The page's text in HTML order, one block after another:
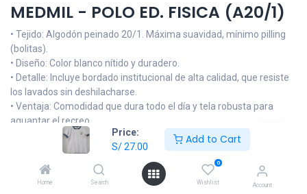
Price:
S/27.00
Add to Cart
Home Search
0
Wishlist Account
MEDMIL - POLO ED. FISICA (A20/1)
• Tejido: Algodón peinado 20/1. Máxima suavidad, mínimo pilling
(bolitas).
• Diseño: Color blanco nítido y duradero.
• Detalle: Incluye bordado institucional de alta calidad, que resiste
los lavados sin deshilacharse.
• Ventaja: Comodidad que dura todo el día y tela robusta para
aguantar el recreo.
NOTA: Las imágenes son referenciales, el producto podrá llevar
alguna modificación en el logo o tonalidad del color de la prenda
que no sea muy alejada del diseño oficial de la institución